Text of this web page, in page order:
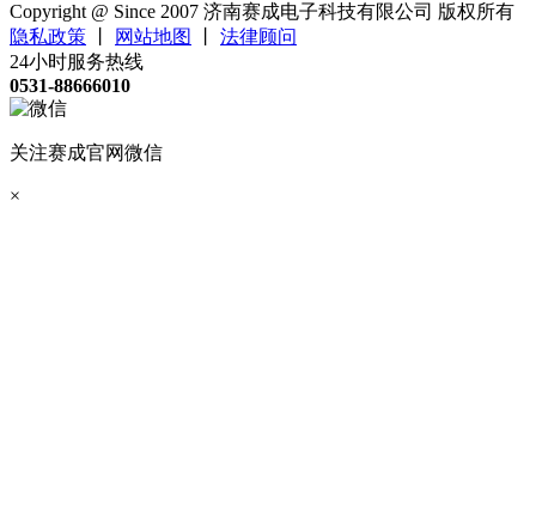
Copyright @ Since 2007 济南赛成电子科技有限公司 版权所有
隐私政策
网站地图
法律顾问
24小时服务热线
0531-88666010
关注赛成官网微信
×